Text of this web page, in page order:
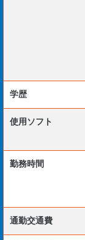
学歴
使用ソフト
勤務時間
通勤交通費